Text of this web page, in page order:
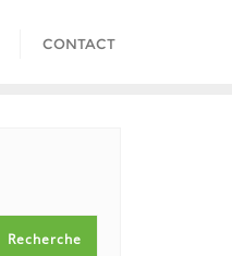
CONTACT
Recherche